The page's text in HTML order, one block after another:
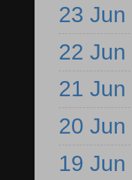
23 Jun
22 Jun
21 Jun
20 Jun
19 Jun